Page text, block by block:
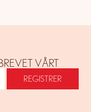
VÅRT